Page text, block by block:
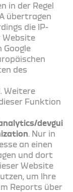
in der Regel
übertragen
die IP-
Website
Google
des
Weitere
Funktion
devgui
. Nur in
an einen
und dort
Website
um Ihre
Reports über